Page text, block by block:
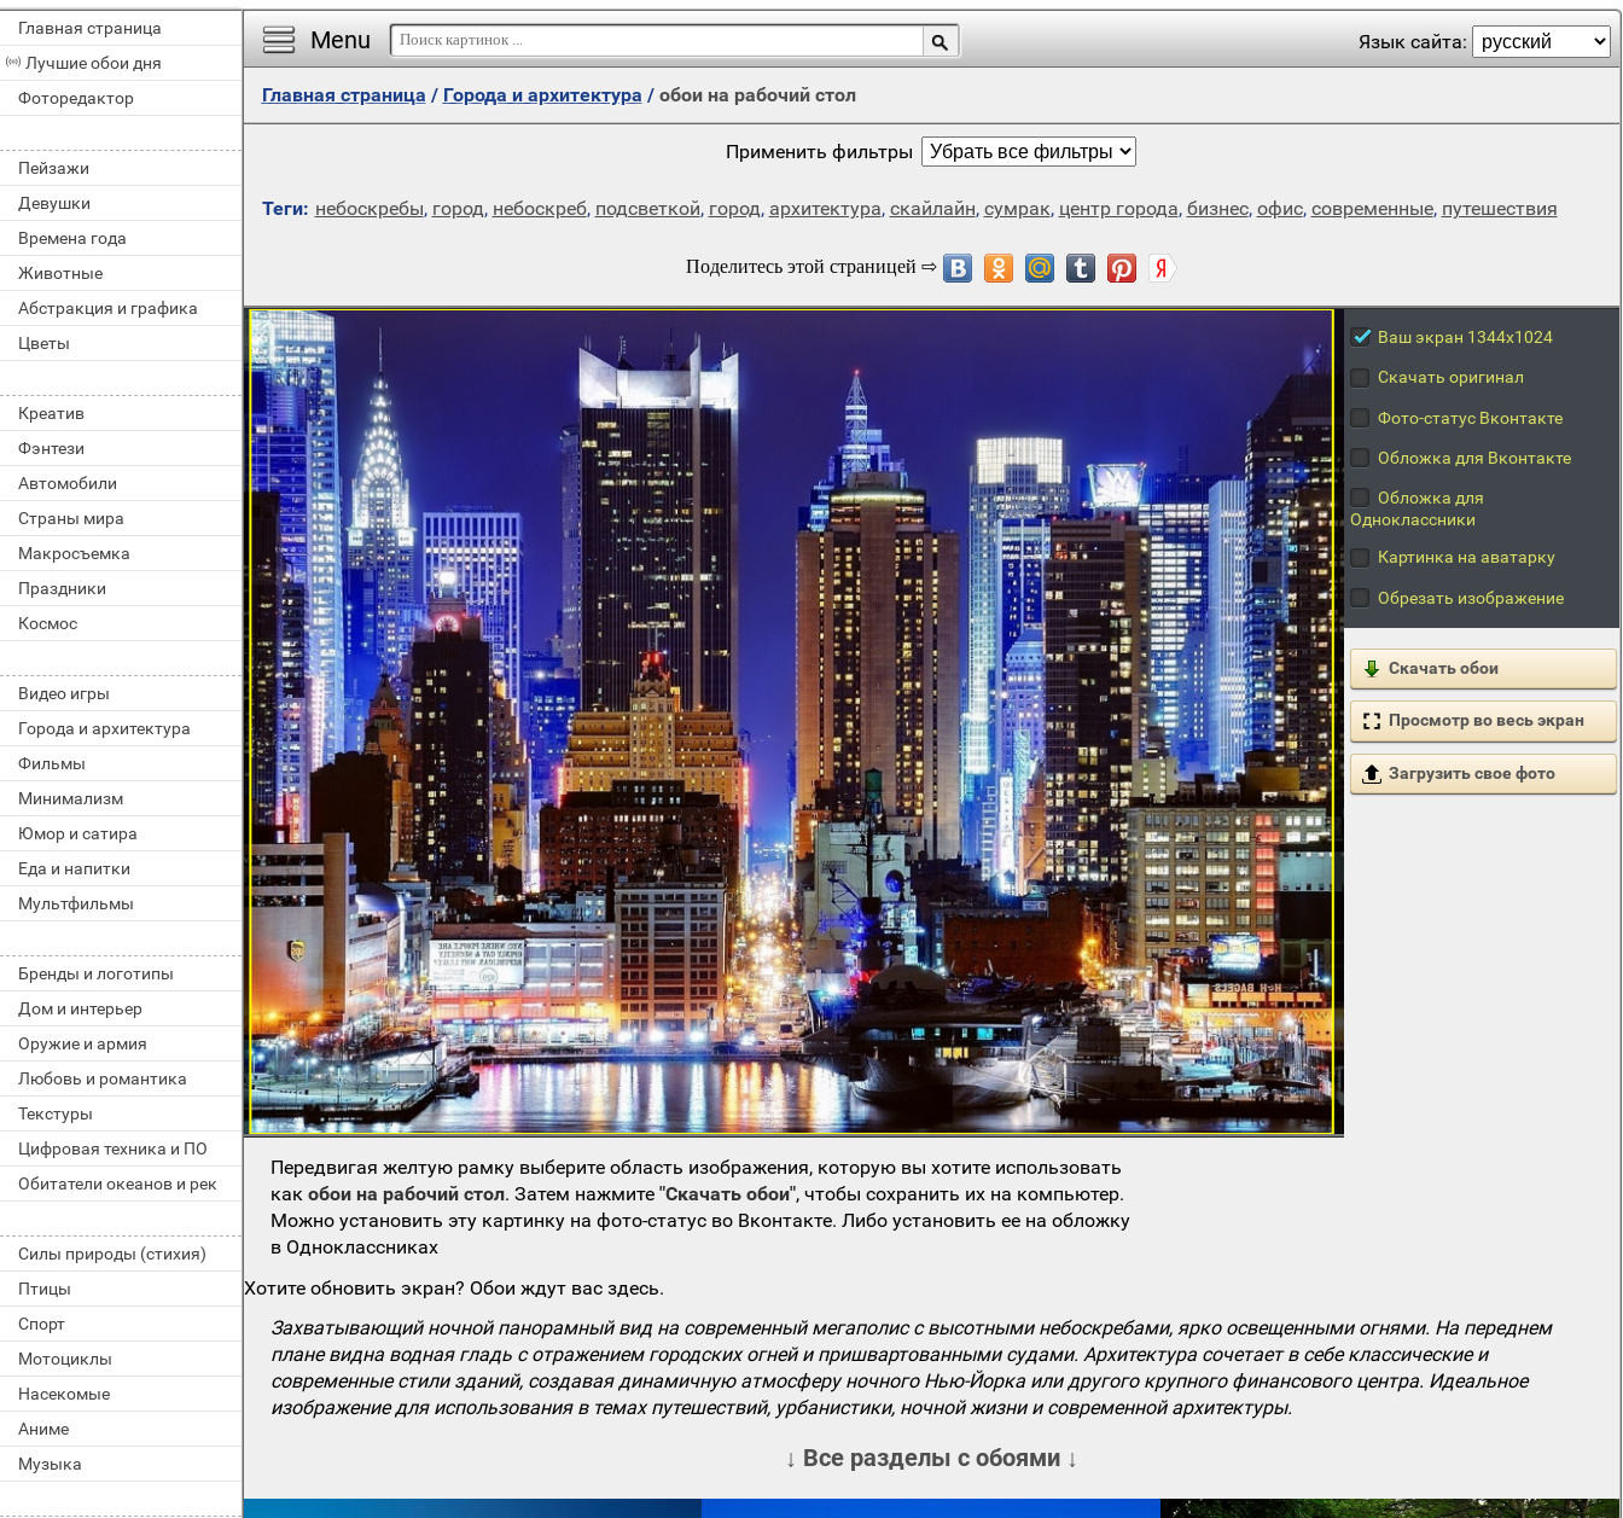
Главная страница
Лучшие обои дня
Фоторедактор
Пейзажи
Девушки
Времена года
Животные
Абстракция и графика
Цветы
Креатив
Фэнтези
Автомобили
Страны мира
Макросъемка
Праздники
Космос
Видео игры
Города и архитектура
Фильмы
Минимализм
Юмор и сатира
Еда и напитки
Мультфильмы
Бренды и логотипы
Дом и интерьер
Оружие и армия
Любовь и романтика
Текстуры
Цифровая техника и ПО
Обитатели океанов и рек
Силы природы (стихия)
Птицы
Спорт
Мотоциклы
Насекомые
Аниме
Музыка
Menu Язык сайта:
Главная страница / Города и архитектура / обои на рабочий стол
Применить фильтры
Теги: небоскребы, город, небоскреб, подсветкой, город, архитектура, скайлайн, сумрак, центр города, бизнес, офис, современные, путешествия
Ваш экран 1344x1024
Скачать оригинал
Фото-статус Вконтакте
Обложка для Вконтакте
Обложка для
Одноклассники
Картинка на аватарку
Обрезать изображение
Скачать обои
Просмотр во весь экран
Загрузить свое фото
Передвигая желтую рамку выберите область изображения, которую вы хотите использовать
какобои на рабочий стол. Затем нажмите"Скачать обои", чтобы сохранить их на компьютер.
Можно установить эту картинку на фото-статус во Вконтакте. Либо установить ее на обложку
в Одноклассниках
Хотите обновить экран? Обои ждут вас здесь.
Захватывающий ночной панорамный вид на современный мегаполис с высотными небоскребами, ярко освещенными огнями. На переднем
плане видна водная гладь с отражением городских огней и пришвартованными судами. Архитектура сочетает в себе классические и
современные стили зданий, создавая динамичную атмосферу ночного Нью-Йорка или другого крупного финансового центра. Идеальное
изображение для использования в темах путешествий, урбанистики, ночной жизни и современной архитектуры.
↓ Все разделы с обоями ↓